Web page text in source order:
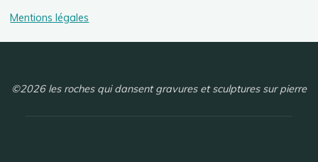
Mentions légales
©2026 les roches qui dansent gravures et sculptures sur pierre